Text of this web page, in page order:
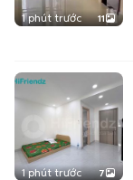
1 phút trước 11
1 phút trước 7